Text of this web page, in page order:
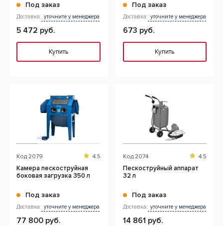
Под заказ
Доставка: уточните у менеджера
5 472 руб.
Купить
Под заказ
Доставка: уточните у менеджера
673 руб.
Купить
Код 2079 4.5
Камера пескоструйная
боковая загрузка 350 л
Под заказ
Доставка: уточните у менеджера
77 800 руб.
Код 2074 4.5
Пескоструйный аппарат
32 л
Под заказ
Доставка: уточните у менеджера
14 861 руб.